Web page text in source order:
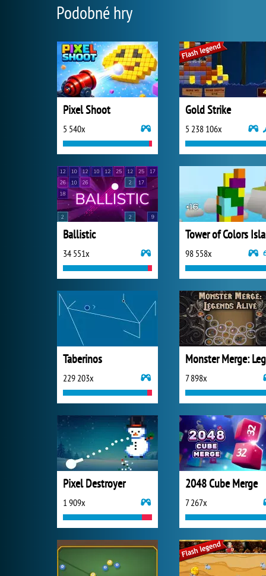
Podobné hry
Pixel Shoot
5 540x
Gold Strike
5 238 106x
Ballistic
34 551x 98 558x
Taberinos
229 203x 7 898x
Pixel Destroyer
1 909x
2048 Cube Merge
7 267x